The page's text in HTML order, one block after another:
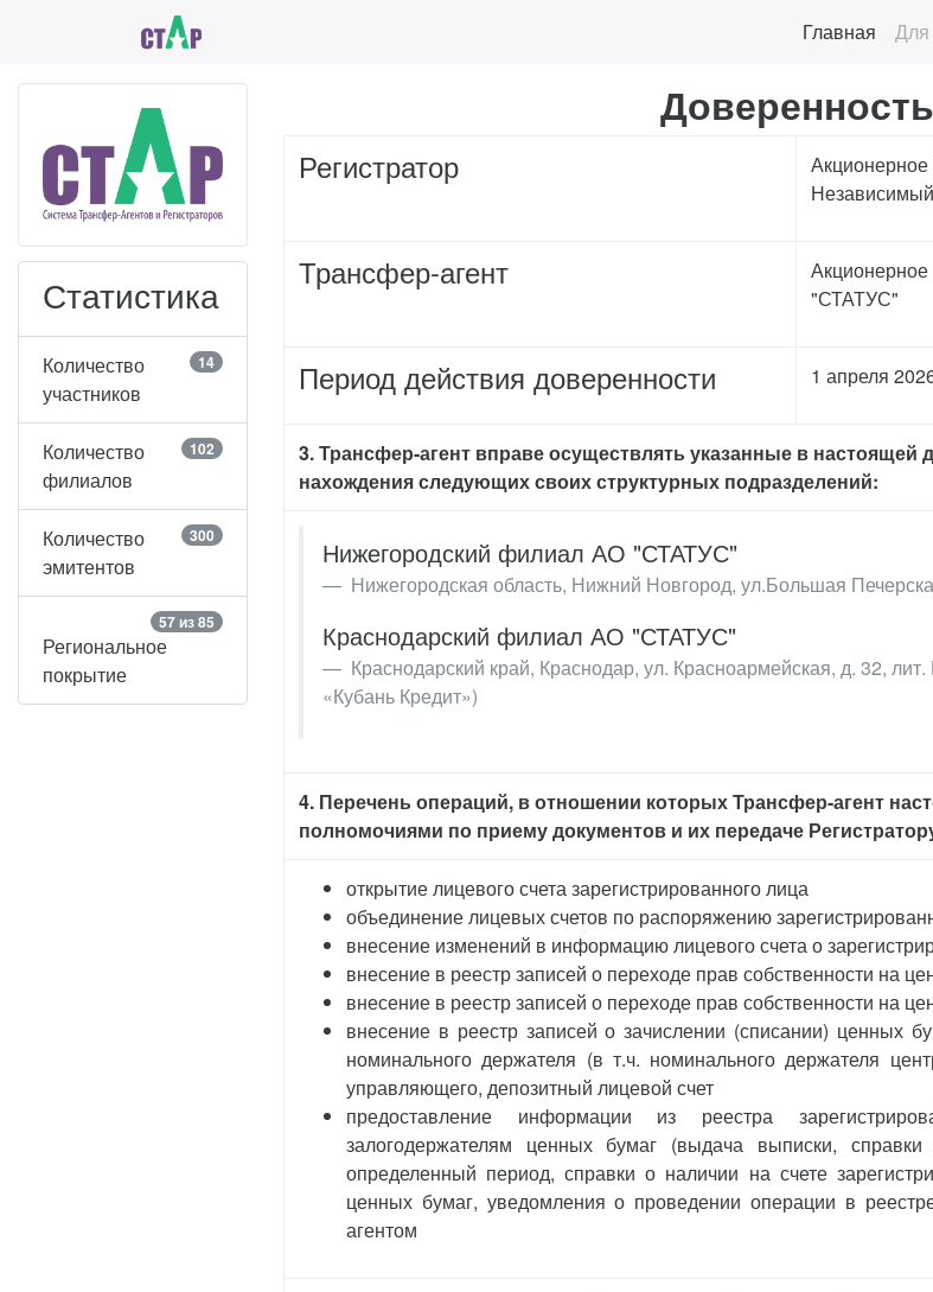
Главная Для
Статистика
14
Количество
участников
102
Количество
филиалов
300
Количество
эмитентов
57 из 85
Региональное
покрытие
Доверенность
Регистратор
Трансфер-агент
Акционерное
"СТАТУС"
Период действия доверенности 1 апреля
3. Трансфер-агент вправе осуществлять указанные в настоящей
нахождения следующих своих структурных подразделений:
Нижегородский филиал АО "СТАТУС"
Нижегородская область, Нижний Новгород, ул.Большая
Краснодарский филиал АО "СТАТУС"
Краснодарский край, Краснодар, ул. Красноармейская, д. 32,
«Кубань Кредит»)
4. Перечень операций, в отношении которых Трансфер-агент
полномочиями по приему документов и их передаче
открытие лицевого счета зарегистрированного лица
объединение лицевых счетов по распоряжению
внесение изменений в информацию лицевого счета о
внесение в реестр записей о переходе прав собственности на
внесение в реестр записей о переходе прав собственности на
внесение в реестр записей о зачислении (списании) ценных
номинального держателя (в т.ч. номинального держателя
управляющего, депозитный лицевой счет
предоставление информации из реестра
залогодержателям ценных бумаг (выдача выписки,
определенный период, справки о наличии на счете
ценных бумаг, уведомления о проведении операции в
агентом